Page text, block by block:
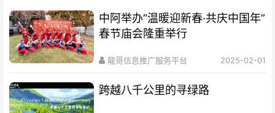
中阿举办“温暖迎新春·共庆中国年”
春节庙会隆重举行
龍哥信息推广服务平台 2025-02-01
跨越八千公里的寻绿路